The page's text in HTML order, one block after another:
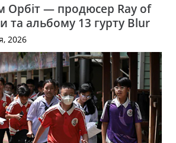
Орбіт — продюсер Ray of
та альбому 13 гурту Blur
2026